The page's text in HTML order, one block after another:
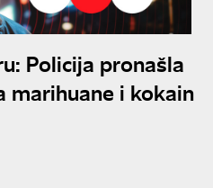
Policija pronašla
i kokain